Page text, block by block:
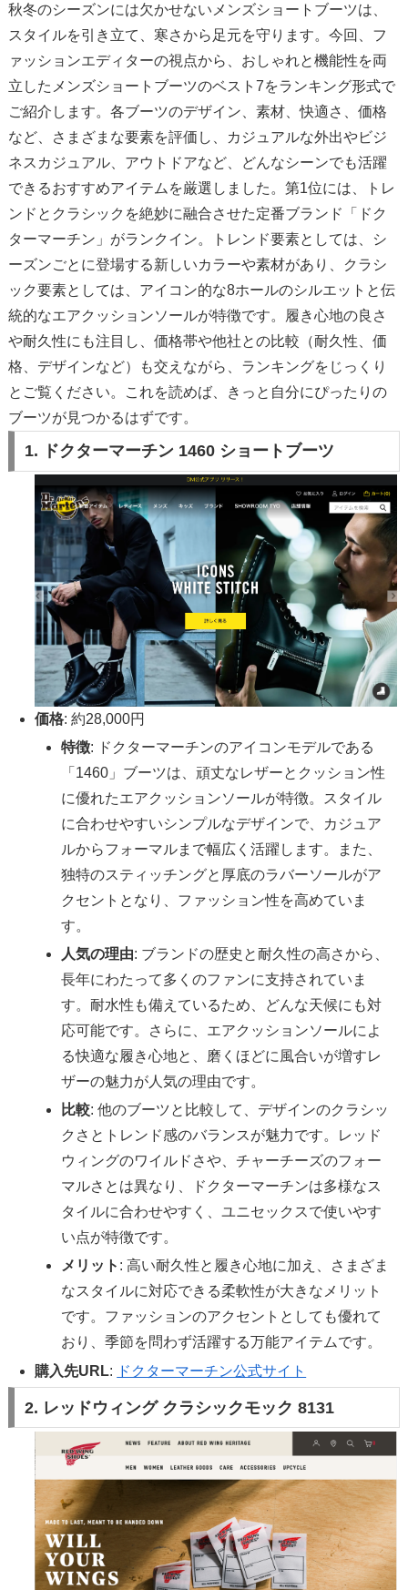
秋冬のシーズンには欠かせないメンズショートブーツは、
スタイルを引き立て、寒さから足元を守ります。今回、フ
ァッションエディターの視点から、おしゃれと機能性を両
立したメンズショートブーツのベスト7をランキング形式で
ご紹介します。各ブーツのデザイン、素材、快適さ、価格
など、さまざまな要素を評価し、カジュアルな外出やビジ
ネスカジュアル、アウトドアなど、どんなシーンでも活躍
できるおすすめアイテムを厳選しました。第1位には、トレ
ンドとクラシックを絶妙に融合させた定番ブランド「ドク
ターマーチン」がランクイン。トレンド要素としては、シ
ーズンごとに登場する新しいカラーや素材があり、クラシ
ック要素としては、アイコン的な8ホールのシルエットと伝
統的なエアクッションソールが特徴です。履き心地の良さ
や耐久性にも注目し、価格帯や他社との比較（耐久性、価
格、デザインなど）も交えながら、ランキングをじっくり
とご覧ください。これを読めば、きっと自分にぴったりの
ブーツが見つかるはずです。
1. ドクターマーチン 1460 ショートブーツ
価格: 約28,000円
特徴: ドクターマーチンのアイコンモデルである
「1460」ブーツは、頑丈なレザーとクッション性
に優れたエアクッションソールが特徴。スタイル
に合わせやすいシンプルなデザインで、カジュア
ルからフォーマルまで幅広く活躍します。また、
独特のスティッチングと厚底のラバーソールがア
クセントとなり、ファッション性を高めていま
す。
人気の理由: ブランドの歴史と耐久性の高さから、
長年にわたって多くのファンに支持されていま
す。耐水性も備えているため、どんな天候にも対
応可能です。さらに、エアクッションソールによ
る快適な履き心地と、磨くほどに風合いが増すレ
ザーの魅力が人気の理由です。
比較: 他のブーツと比較して、デザインのクラシッ
クさとトレンド感のバランスが魅力です。レッド
ウィングのワイルドさや、チャーチーズのフォー
マルさとは異なり、ドクターマーチンは多様なス
タイルに合わせやすく、ユニセックスで使いやす
い点が特徴です。
メリット : 高い耐久性と履き心地に加え、さまざま
なスタイルに対応できる柔軟性が大きなメリット
です。ファッションのアクセントとしても優れて
おり、季節を問わず活躍する万能アイテムです。
購入先URL: ドクターマーチン公式サイト
2. レッドウィング クラシックモック 8131